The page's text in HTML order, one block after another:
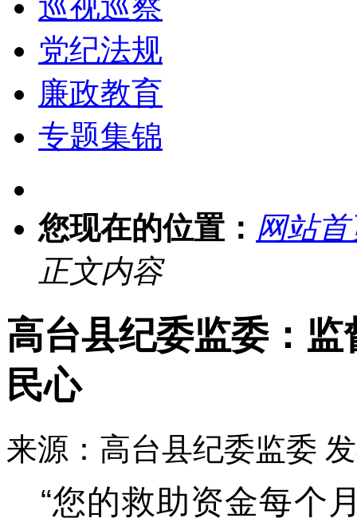
巡视巡察
党纪法规
廉政教育
专题集锦
您现在的位置： 网站首
正文内容
高台县纪委监委：
民心
来源：高台县纪委监委
“您的救助资金每个